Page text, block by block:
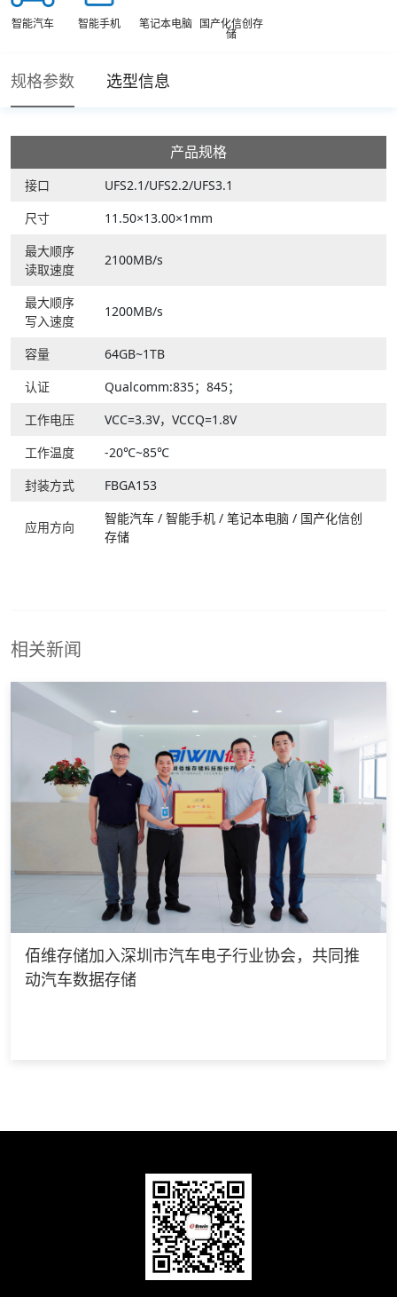
智能汽车 智能手机 笔记本电脑 国产化信创存
储
规格参数 选型信息
产品规格
接口
UFS2.1/UFS2.2/UFS3.1
尺寸
11.50×13.00×1mm
最大顺序
读取速度
2100MB/s
最大顺序
写入速度
1200MB/s
容量
64GB~1TB
认证
Qualcomm:835；845；
工作电压
VCC=3.3V，VCCQ=1.8V
工作温度
-20℃~85℃
封装方式
FBGA153
应用方向
智能汽车 / 智能手机 / 笔记本电脑 / 国产化信创
存储
相关新闻
佰维存储加入深圳市汽车电子行业协会，共同推
动汽车数据存储